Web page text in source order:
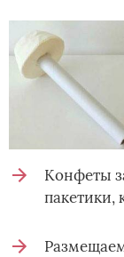
Конфеты
пакетики,